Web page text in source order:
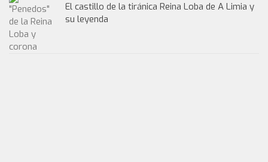
El castillo de la tiránica Reina Loba de A Limia y
su leyenda